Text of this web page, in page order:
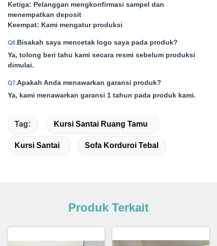
Ketiga: Pelanggan mengkonfirmasi sampel dan
menempatkan deposit
Keempat: Kami mengatur produksi
Q6.Bisakah saya mencetak logo saya pada produk?
Ya, tolong beri tahu kami secara resmi sebelum produksi
dimulai.
Q7.Apakah Anda menawarkan garansi produk?
Ya, kami menawarkan garansi 1 tahun pada produk kami.
Tag: Kursi Santai Ruang Tamu
Kursi Santai Sofa Korduroi Tebal
Produk Terkait